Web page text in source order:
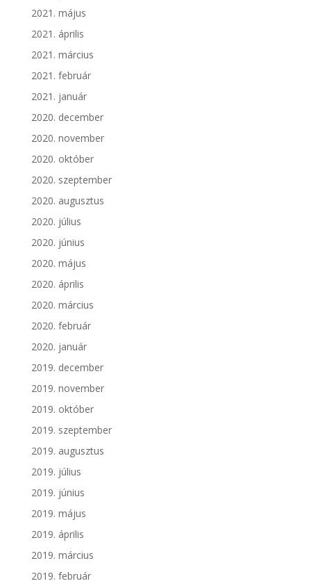
2021. május
2021. április
2021. március
2021. február
2021. január
2020. december
2020. november
2020. október
2020. szeptember
2020. augusztus
2020. július
2020. június
2020. május
2020. április
2020. március
2020. február
2020. január
2019. december
2019. november
2019. október
2019. szeptember
2019. augusztus
2019. július
2019. június
2019. május
2019. április
2019. március
2019. február